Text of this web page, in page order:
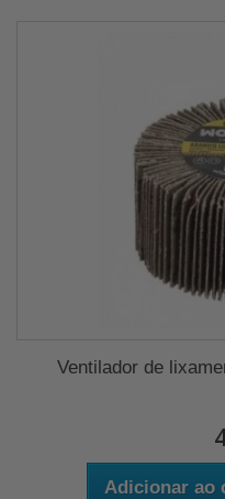
Ventilador de
Adicionar ao